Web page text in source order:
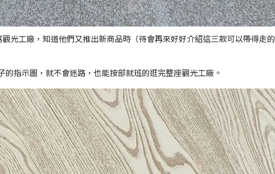
光工廠，知道他們又推出新商品時（待會再來好好介紹這三款可以帶得走
指示圖，就不會迷路，也能按部就班的逛完整座觀光工廠。